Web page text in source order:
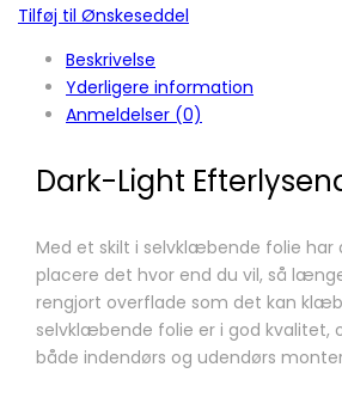
Tilføj til Ønskeseddel
Beskrivelse
Yderligere information
Anmeldelser (0)
Dark-Light
Med et skilt i selvklæbende folie har
placere det hvor end du vil, så
rengjort overflade som det kan
selvklæbende folie er i god kvalitet,
både indendørs og udendørs